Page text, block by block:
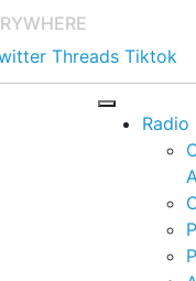
Threads Tiktok
Radio